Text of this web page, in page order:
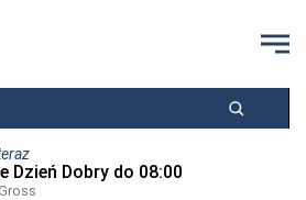
Dzień Dobry do 08:00